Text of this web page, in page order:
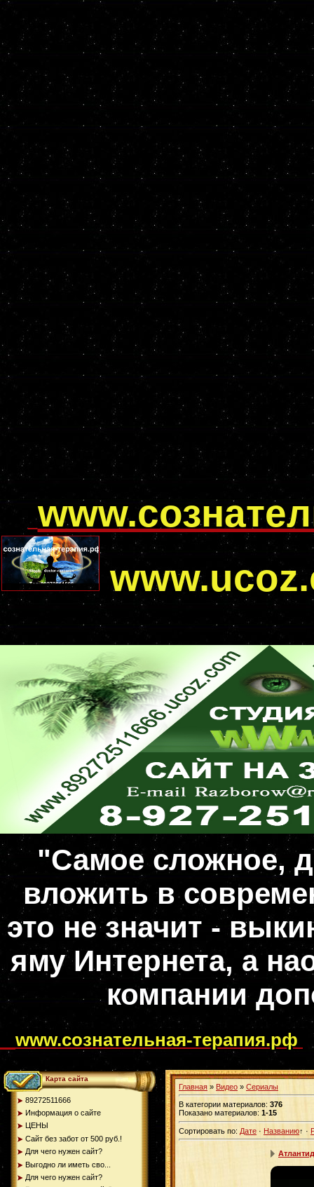
"Самое сложное,
вложить в
это не значит -
яму Интернета, а
компании
www.сознательная-терапия.рф
Карта сайта
89272511666
Информация о сайте
ЦЕНЫ
Сайт без забот от 500 руб.!
Для чего нужен сайт?
Выгодно ли иметь сво...
Для чего нужен сайт?
Главная » Видео » Сериалы
В категории материалов: 376
Показано материалов: 1-15
Сортировать по: Дате · Названию↑ ·